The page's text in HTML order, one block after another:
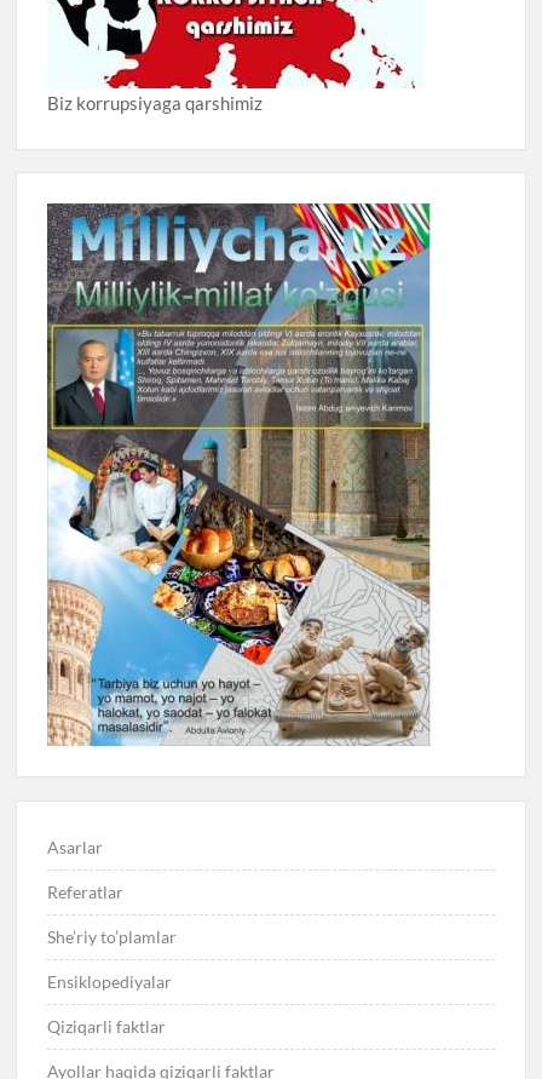
Biz korrupsiyaga qarshimiz
Asarlar
Referatlar
She’riy to’plamlar
Ensiklopediyalar
Qiziqarli faktlar
Ayollar haqida qiziqarli faktlar